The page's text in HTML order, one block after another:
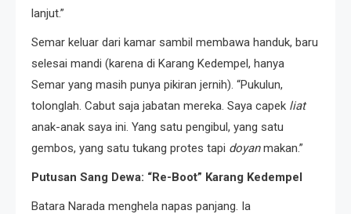
lanjut.”
Semar keluar dari kamar sambil membawa handuk, baru
selesai mandi (karena di Karang Kedempel, hanya
Semar yang masih punya pikiran jernih). “Pukulun,
tolonglah. Cabut saja jabatan mereka. Saya capek liat
anak-anak saya ini. Yang satu pengibul, yang satu
gembos, yang satu tukang protes tapi doyanmakan.”
Putusan Sang Dewa: “Re-Boot” Karang Kedempel
Batara Narada menghela napas panjang. Ia